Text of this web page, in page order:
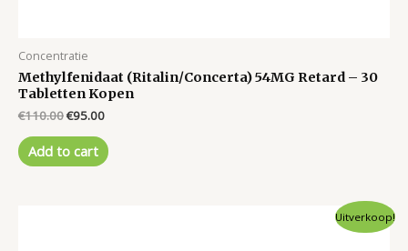
Concentratie
Methylfenidaat (Ritalin/Concerta) 54MG Retard – 30
Tabletten Kopen
€110.00Original
was:
€110.00.
€95.00Current
is:
€95.00.
Add to cart
Uitverkoop!